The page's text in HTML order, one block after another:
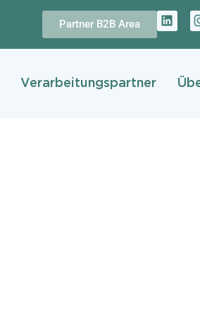
Partner B2B Area
L
i
Verarbeitungspartner